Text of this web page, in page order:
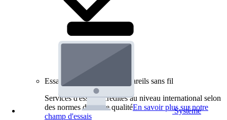
Système
Essais de produits pour appareils sans fil
Services d'essai accrédités au niveau international selon
des normes de haute qualitéEn savoir plus sur notre
champ d'essais